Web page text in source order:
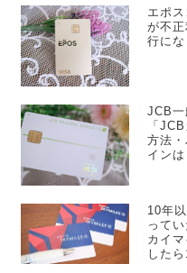
エポ
が不
行にな
JCB一
「
方法
インは
10年
って
カイ
したら